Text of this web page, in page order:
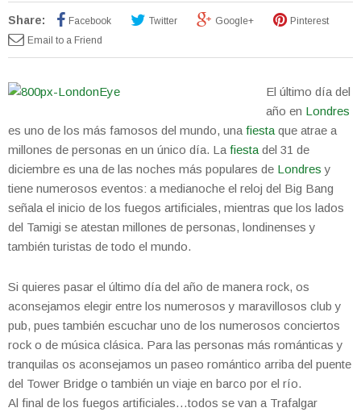
Share: Facebook Twitter Google+
Pinterest
Email to a Friend
El último día del
año en Londres
es uno de los más famosos del mundo, una fiesta que atrae a
millones de personas en un único día. La fiesta del 31 de
diciembre es una de las noches más populares de Londres y
tiene numerosos eventos: a medianoche el reloj del Big Bang
señala el inicio de los fuegos artificiales, mientras que los lados
del Tamigi se atestan millones de personas, londinenses y
también turistas de todo el mundo.
Si quieres pasar el último día del año de manera rock, os
aconsejamos elegir entre los numerosos y maravillosos club y
pub, pues también escuchar uno de los numerosos conciertos
rock o de música clásica. Para las personas más románticas y
tranquilas os aconsejamos un paseo romántico arriba del puente
del Tower Bridge o también un viaje en barco por el río.
Al final de los fuegos artificiales…todos se van a Trafalgar